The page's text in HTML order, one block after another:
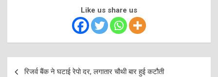
Like us share us
Post
रिजर्व बैंक ने घटाई रेपो दर, लगातार चौथी बार हुई कटौती